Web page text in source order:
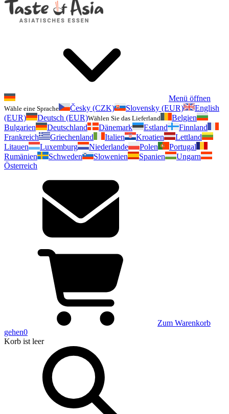
Menü öffnen
Wähle eine Sprache Česky (CZK) Slovensky (EUR)
English
(EUR)
Deutsch (EUR)Wählen Sie das Lieferland
Belgien
Bulgarien
Deutschland Dänemark Estland
Finnland
Frankreich
Griechenland Italien Kroatien
Lettland
Litauen
Luxemburg Niederlande Polen
Portugal
Rumänien
Schweden Slowenien Spanien
Ungarn
Österreich
Zum Warenkorb
gehen0
Korb ist leer